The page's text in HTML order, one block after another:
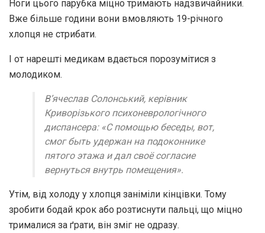
Ноги цього парубка міцно тримають надзвичайники.
Вже більше години вони вмовляють 19-річного
хлопця не стрибати.
І от нарешті медикам вдається порозумітися з
молодиком.
В’ячеслав Солонський, керівник
Криворізького психоневрологічного
диспансера: «С помощью беседы, вот,
смог быть удержан на подоконнике
пятого этажа и дал своё согласие
вернуться внутрь помещения».
Утім, від холоду у хлопця заніміли кінцівки. Тому
зробити бодай крок або розтиснути пальці, що міцно
трималися за ґрати, він зміг не одразу.